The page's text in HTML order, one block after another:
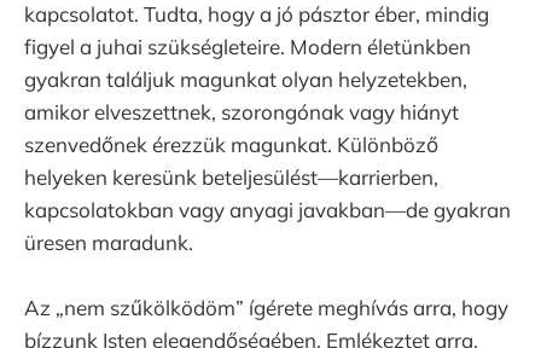
kapcsolatot. Tudta, hogy a jó pásztor éber, mindig
figyel a juhai szükségleteire. Modern életünkben
gyakran találjuk magunkat olyan helyzetekben,
amikor elveszettnek, szorongónak vagy hiányt
szenvedőnek érezzük magunkat. Különböző
helyeken keresünk beteljesülést—karrierben,
kapcsolatokban vagy anyagi javakban—de gyakran
üresen maradunk.
Az „nem szűkölködöm” ígérete meghívás arra, hogy
bízzunk Isten elegendőségében. Emlékeztet arra,